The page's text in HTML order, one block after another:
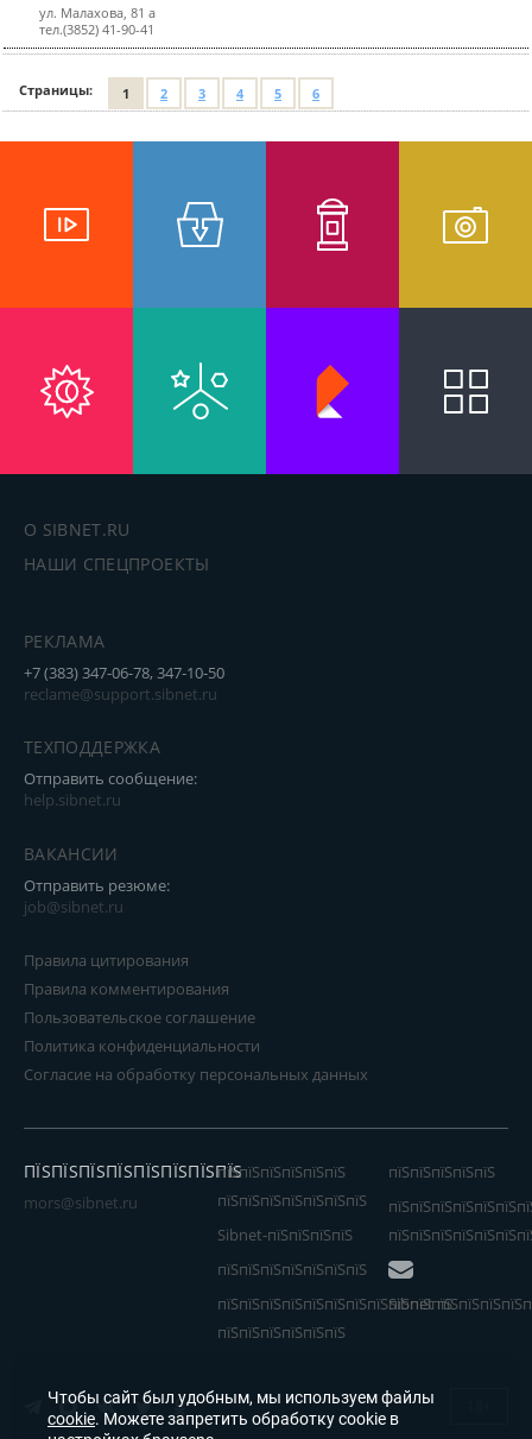
ул. Малахова, 81 а
тел.(3852) 41-90-41
Страницы: 1 2 3 4 5 6
О SIBNET.RU
НАШИ СПЕЦПРОЕКТЫ
РЕКЛАМА
+7 (383) 347-06-78, 347-10-50
reclame@support.sibnet.ru
ТЕХПОДДЕРЖКА
Отправить сообщение:
help.sibnet.ru
ВАКАНСИИ
Отправить резюме:
job@sibnet.ru
Правила цитирования
Правила комментирования
Пользовательское соглашение
Политика конфиденциальности
Согласие на обработку персональных данных
ПЇЅПЇЅПЇЅПЇЅПЇЅПЇЅПЇЅПЇЅ
mors@sibnet.ru
пїЅпїЅпїЅпїЅпїЅпїЅ
пїЅпїЅпїЅпїЅпїЅпїЅпїЅ
Sibnet-пїЅпїЅпїЅпїЅ
пїЅпїЅпїЅпїЅпїЅ
пїЅпїЅпїЅпїЅпїЅпїЅпїЅ
пїЅпїЅпїЅпїЅпїЅпїЅпїЅпїЅпїЅпїЅпїЅ
пїЅпїЅпїЅпїЅпїЅпїЅ
Sibnet
Чтобы сайт был удобным, мы используем файлы
cookie. Можете запретить обработку cookie в